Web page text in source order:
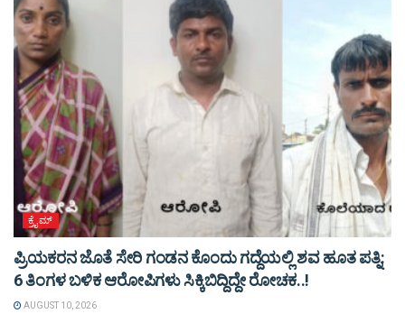
ಕ್ರೈಮ್
ಪ್ರಿಯಕರನ ಜೊತೆ ಸೇರಿ ಗಂಡನ ಕೊಂದು ಗದ್ದೆಯಲ್ಲಿ ಶವ ಹೂತ ಪತ್ನಿ:
6 ತಿಂಗಳ ಬಳಿಕ ಆರೋಪಿಗಳು ಸಿಕ್ಕಿಬಿದ್ದಿದ್ದೇ ರೋಚಕ..!
AUGUST 10, 2026